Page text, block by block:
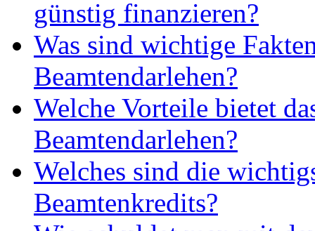
günstig finanzieren?
Was sind wichtige
Beamtendarlehen?
Welche Vorteile bietet
Beamtendarlehen?
Welches sind die
Beamtenkredits?